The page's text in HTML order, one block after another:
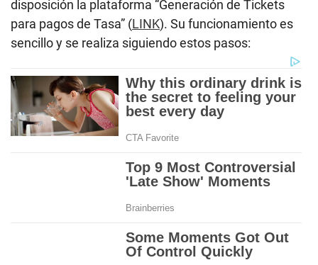
disposición la plataforma “Generación de Tickets
para pagos de Tasa” (LINK). Su funcionamiento es
sencillo y se realiza siguiendo estos pasos: